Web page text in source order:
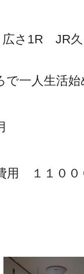
さ1R JR久
一人生活
用 １１０